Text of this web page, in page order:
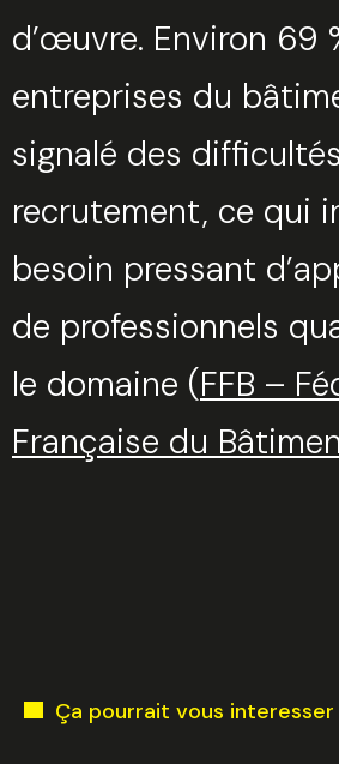
d’œuvre. Environ 69
entreprises du
signalé des
recrutement, ce qui
besoin pressant
de professionnels
le domaine​ (FFB –
Française du
Ça pourrait vous interesser
Sélectionnez une
Sélectionnez une durée